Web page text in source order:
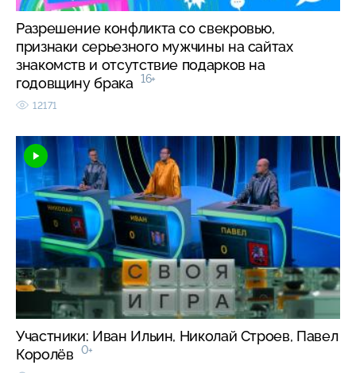
Разрешение конфликта со свекровью,
признаки серьезного мужчины на сайтах
знакомств и отсутствие подарков на
годовщину брака
16+
12171
Участники: Иван Ильин, Николай Строев, Павел
Королёв
0+